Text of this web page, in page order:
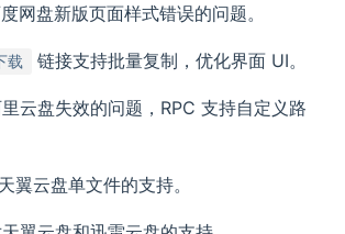
网盘新版页面样式错误的问题。
载 链接支持批量复制，优化界面 UI。
云盘失效的问题，RPC 支持自定义路
翼云盘单文件的支持。